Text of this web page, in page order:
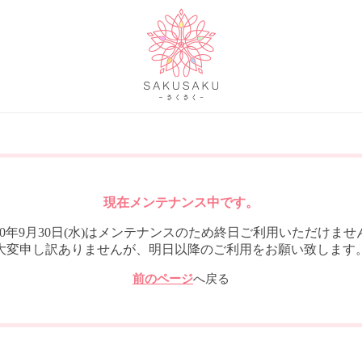
現在メンテナンス中です。
年9月30日(水)はメンテナンスのため終日ご利用いただけませ
変申し訳ありませんが、明日以降のご利用をお願い致します
前のページへ戻る